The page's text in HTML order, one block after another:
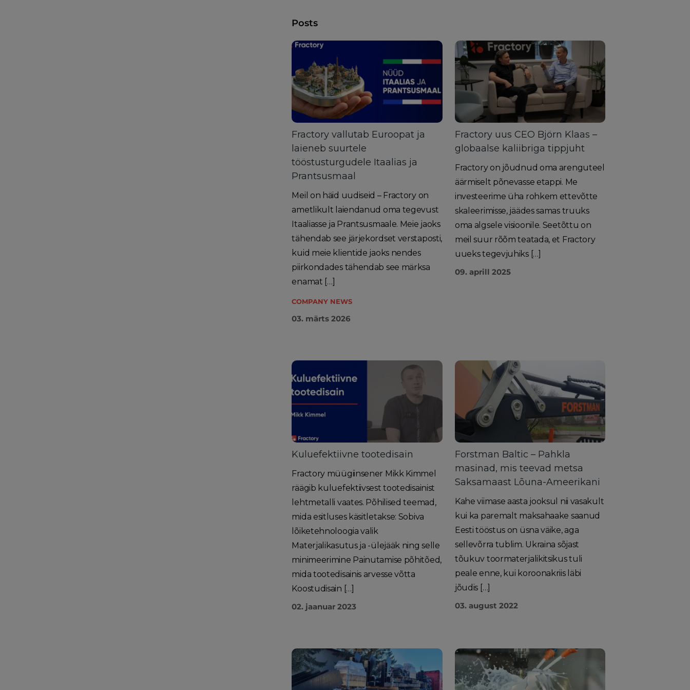
Posts
Fractory vallutab Euroopat ja
laieneb suurtele
tööstusturgudele Itaalias ja
Prantsusmaal
Meil on häid uudiseid – Fractory on
ametlikult laiendanud oma tegevust
Itaaliasse ja Prantsusmaale. Meie jaoks
tähendab see järjekordset verstaposti,
kuid meie klientide jaoks nendes
piirkondades tähendab see märksa
enamat […]
COMPANY NEWS
03. märts 2026
Fractory uus CEO Björn Klaas –
globaalse kaliibriga tippjuht
Fractory on jõudnud oma arenguteel
äärmiselt põnevasse etappi. Me
investeerime üha rohkem ettevõtte
skaleerimisse, jäädes samas truuks
oma algsele visioonile. Seetõttu on
meil suur rõõm teatada, et Fractory
uueks tegevjuhiks […]
09. aprill 2025
Kuluefektiivne tootedisain
Fractory müügiinsener Mikk Kimmel
räägib kuluefektiivsest tootedisainist
lehtmetalli vaates. Põhilised teemad,
mida esitluses käsitletakse: Sobiva
lõiketehnoloogia valik
Materjalikasutus ja -ülejääk ning selle
minimeerimine Painutamise põhitõed,
mida tootedisainis arvesse võtta
Koostudisain […]
02. jaanuar 2023
Forstman Baltic – Pahkla
masinad, mis teevad metsa
Saksamaast Lõuna-Ameerikani
Kahe viimase aasta jooksul nii vasakult
kui ka paremalt maksahaake saanud
Eesti tööstus on üsna väike, aga
sellevõrra tublim. Ukraina sõjast
tõukuv toormaterjalikitsikus tuli
peale enne, kui koroonakriis läbi
jõudis […]
03. august 2022